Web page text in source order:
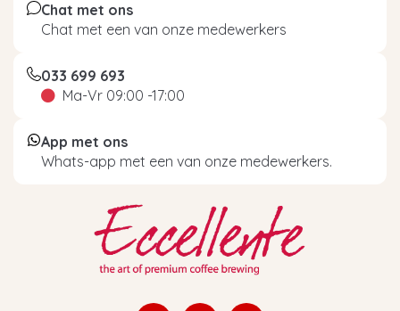
Chat met ons
Chat met een van onze medewerkers
033 699 693
Ma-Vr 09:00 -17:00
App met ons
Whats-app met een van onze medewerkers.